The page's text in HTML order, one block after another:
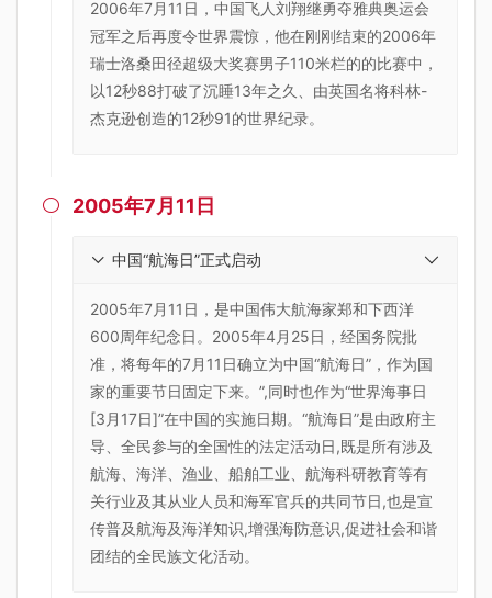
2006年7月11日，中国飞人刘翔继勇夺雅典奥运会
冠军之后再度令世界震惊，他在刚刚结束的2006年
瑞士洛桑田径超级大奖赛男子110米栏的的比赛中，
以12秒88打破了沉睡13年之久、由英国名将科林-
杰克逊创造的12秒91的世界纪录。
 2005年7月11日
中国“航海日”正式启动
2005年7月11日，是中国伟大航海家郑和下西洋
600周年纪念日。2005年4月25日，经国务院批
准，将每年的7月11日确立为中国“航海日”，作为国
家的重要节日固定下来。”,同时也作为“世界海事日
[3月17日]”在中国的实施日期。“航海日”是由政府主
导、全民参与的全国性的法定活动日,既是所有涉及
航海、海洋、渔业、船舶工业、航海科研教育等有
关行业及其从业人员和海军官兵的共同节日,也是宣
传普及航海及海洋知识,增强海防意识,促进社会和谐
团结的全民族文化活动。